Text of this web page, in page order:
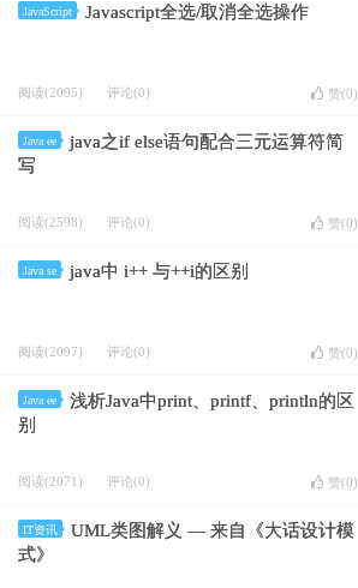
JavaScript Javascript全选/取消全选操作
阅读(2095) 评论(0) 赞(0)
Java ee
java之if else语句配合三元运算符简
写
阅读(2598) 评论(0) 赞(0)
Java se java中 i++ 与++i的区别
阅读(2097) 评论(0) 赞(0)
Java ee
浅析Java中print、printf、println的区
别
阅读(2071) 评论(0) 赞(0)
IT资讯
UML类图解义 — 来自《大话设计模
式》